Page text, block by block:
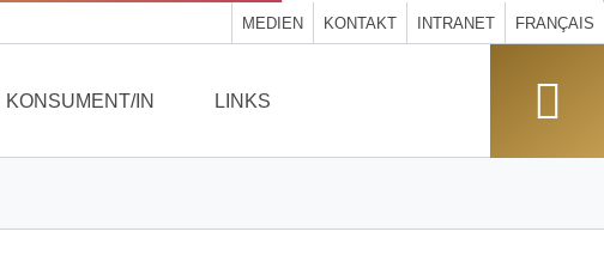
MEDIEN KONTAKT INTRANET FRANÇAIS
KONSUMENT/IN LINKS